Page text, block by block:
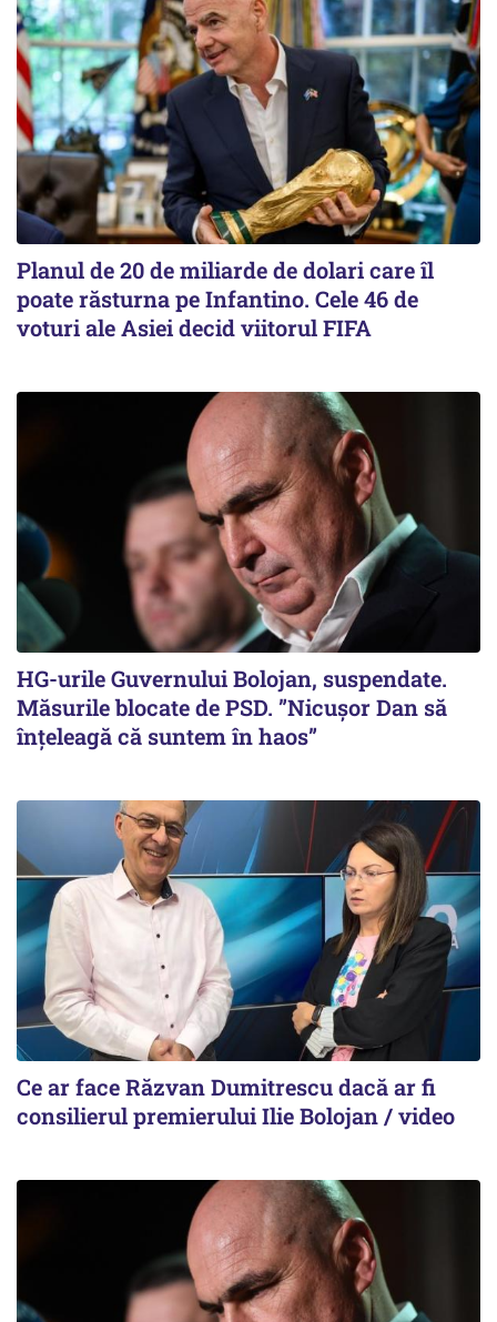
Planul de 20 de miliarde de dolari care îl
poate răsturna pe Infantino. Cele 46 de
voturi ale Asiei decid viitorul FIFA
HG-urile Guvernului Bolojan, suspendate.
Măsurile blocate de PSD. ”Nicușor Dan să
înțeleagă că suntem în haos”
Ce ar face Răzvan Dumitrescu dacă ar fi
consilierul premierului Ilie Bolojan / video